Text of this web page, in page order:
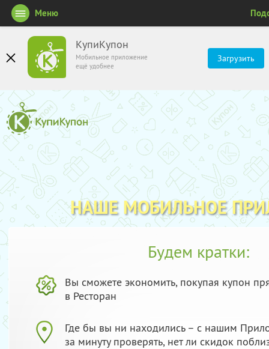
КупиКупон
Мобильное приложение
ещё удобнее
Загрузить
Меню
НАШЕ МОБИЛЬНОЕ
Будем кратки:
Вы сможете экономить, покупая купон
в Ресторан
Где бы вы ни находились – с нашим
за минуту проверять, нет ли скидок